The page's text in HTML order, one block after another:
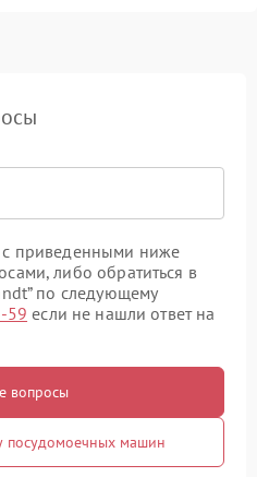
с приведенными ниже
либо обратиться в
по следующему
59 если не нашли ответ на
вопросы
посудомоечных машин